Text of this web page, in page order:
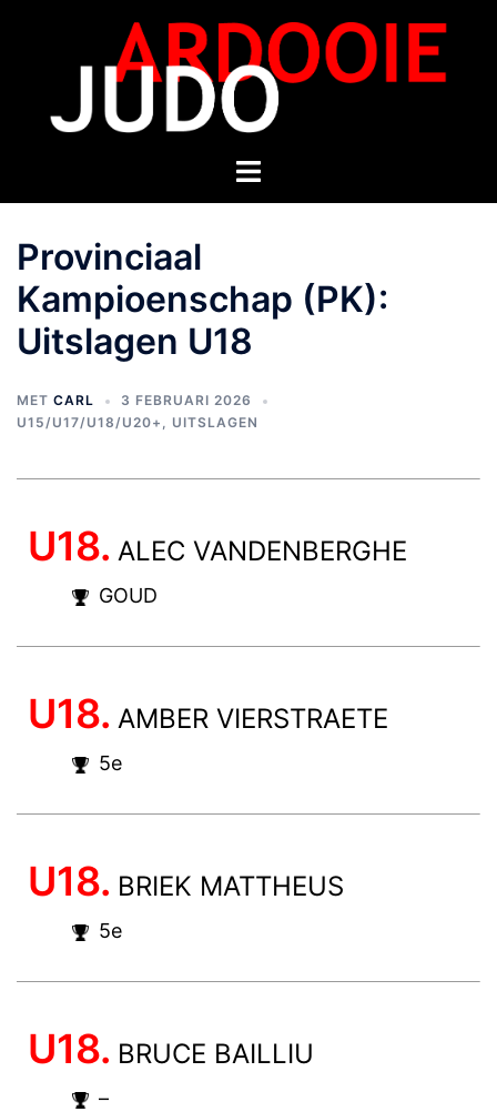
Provinciaal
Kampioenschap (PK):
Uitslagen U18
MET CARL
3 FEBRUARI 2026
U15/U17/U18/U20+ , UITSLAGEN
U18. ALEC VANDENBERGHE
GOUD
U18. AMBER VIERSTRAETE
5e
U18. BRIEK MATTHEUS
5e
U18. BRUCE BAILLIU
–